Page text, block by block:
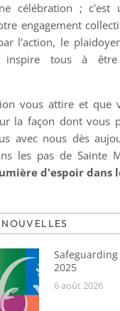
célébration ; c'est
engagement
l'action, le
inspire tous à
vous attire et que
la façon dont vous
avec nous dès
les pas de Sainte
d'espoir dans
2025
6 août 2026